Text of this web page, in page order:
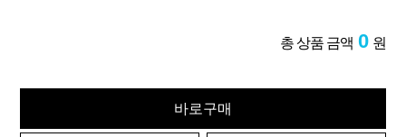
총 상품 금액 0 원
바로구매